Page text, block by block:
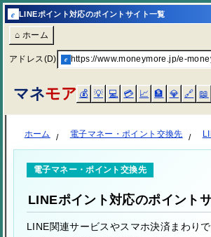
e LINEポイント対応のポイントサイト一覧
⌂ ホーム
アドレス(D) e https://www.moneymore.jp/e-
マネモア 💰 💡 💻 💳 📈 🏦 💎 🔗 📖
ホーム 電子マネー・ポイント交換先
電子マネー・ポイント交換先
LINEポイント対応のポイント
LINE関連サービスやスマホ決済まわり